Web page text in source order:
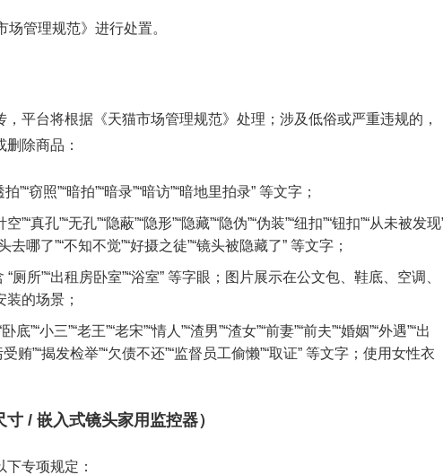
管理规范》进行处置。
平台将根据《天猫市场管理规范》处理；涉及低俗或严重违规的，
除商品：
”“窃照”“暗拍”“暗录”“暗访”“暗地里拍录” 等文字；
真孔”“无孔”“隐蔽”“隐形”“隐藏”“隐伪”“伪装”“纽扣”“钮扣”“从未被发现
哪了”“不知不觉”“好摄之徒”“镜头被隐藏了” 等文字；
所”“出租房卧室”“浴室” 等字眼；图片展示在公文包、鞋底、空调、
的场景；
”“小三”“老王”“老宋”“情人”“渣男”“渣女”“前妻”“前夫”“婚姻”“外遇”“出
受贿”“揭发检举”“欠债不还”“监督员工偷懒”“取证” 等文字；使用女性衣
/ 嵌入式镜头家用监控器）
专项规定：